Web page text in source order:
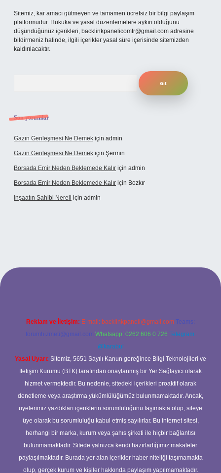
Sitemiz, kar amacı gütmeyen ve tamamen ücretsiz bir bilgi paylaşım
platformudur. Hukuka ve yasal düzenlemelere aykırı olduğunu
düşündüğünüz içerikleri, backlinkpanelicomtr@gmail.com adresine
bildirmeniz halinde, ilgili içerikler yasal süre içerisinde sitemizden
kaldırılacaktır.
Son yorumlar
Gazın Genleşmesi Ne Demek için admin
Gazın Genleşmesi Ne Demek için Şermin
Borsada Emir Neden Beklemede Kalır için admin
Borsada Emir Neden Beklemede Kalır için Bozkır
Inşaatın Sahibi Nereli için admin
www.hiltonbetx.org/
Reklam ve İletişim: E-mail: backlinkpaneli@gmail.com Teams:
forumhizmeti@gmail.com Whatsapp: 0262 606 0 726 Telegram:
@karabul
Yasal Uyarı: Sitemiz, 5651 Sayılı Kanun gereğince Bilgi Teknolojileri ve
İletişim Kurumu (BTK) tarafından onaylanmış bir Yer Sağlayıcı olarak
hizmet vermektedir. Bu nedenle, sitedeki içerikleri proaktif olarak
denetleme veya araştırma yükümlülüğümüz bulunmamaktadır. Ancak,
üyelerimiz yazdıkları içeriklerin sorumluluğunu taşımakta olup, siteye
üye olarak bu sorumluluğu kabul etmiş sayılırlar. Bu internet sitesi,
herhangi bir marka, kurum veya şahıs şirketi ile hiçbir bağlantısı
bulunmamaktadır. Sitede yalnızca kendi hazırladığımız makaleler
paylaşılmaktadır. Burada yer alan içerikler haber niteliği taşımamakta
olup, gerçek kurum ve kişiler hakkında paylaşım yapılmamaktadır.